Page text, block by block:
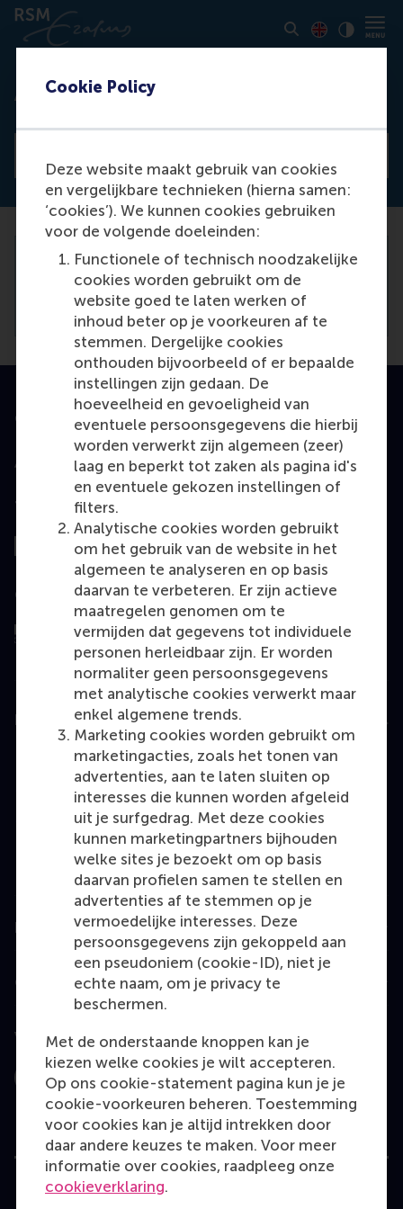
Cookie Policy
Deze website maakt gebruik van cookies
en vergelijkbare technieken (hierna samen:
‘cookies’). We kunnen cookies gebruiken
voor de volgende doeleinden:
Functionele of technisch noodzakelijke
cookies worden gebruikt om de
website goed te laten werken of
inhoud beter op je voorkeuren af te
stemmen. Dergelijke cookies
onthouden bijvoorbeeld of er bepaalde
instellingen zijn gedaan. De
hoeveelheid en gevoeligheid van
eventuele persoonsgegevens die hierbij
worden verwerkt zijn algemeen (zeer)
laag en beperkt tot zaken als pagina id's
en eventuele gekozen instellingen of
filters.
Analytische cookies worden gebruikt
om het gebruik van de website in het
algemeen te analyseren en op basis
daarvan te verbeteren. Er zijn actieve
maatregelen genomen om te
vermijden dat gegevens tot individuele
personen herleidbaar zijn. Er worden
normaliter geen persoonsgegevens
met analytische cookies verwerkt maar
enkel algemene trends.
Marketing cookies worden gebruikt om
marketingacties, zoals het tonen van
advertenties, aan te laten sluiten op
interesses die kunnen worden afgeleid
uit je surfgedrag. Met deze cookies
kunnen marketingpartners bijhouden
welke sites je bezoekt om op basis
daarvan profielen samen te stellen en
advertenties af te stemmen op je
vermoedelijke interesses. Deze
persoonsgegevens zijn gekoppeld aan
een pseudoniem (cookie-ID), niet je
echte naam, om je privacy te
beschermen.
Met de onderstaande knoppen kan je
kiezen welke cookies je wilt accepteren.
Op ons cookie-statement pagina kun je je
cookie-voorkeuren beheren. Toestemming
voor cookies kan je altijd intrekken door
daar andere keuzes te maken. Voor meer
informatie over cookies, raadpleeg onze
cookieverklaring.
Toon
Switch to
Klik
Access denied
You need to be logged in the backend
view this article.
Geaccrediteerd door
Top gerangschikt
Geëvalueerd door
Education
Bachelor
Executive Education
Programme finder
Information for
Contact
Volg ons
InstagramLinkedInFacebookYouTube
X Bluesky